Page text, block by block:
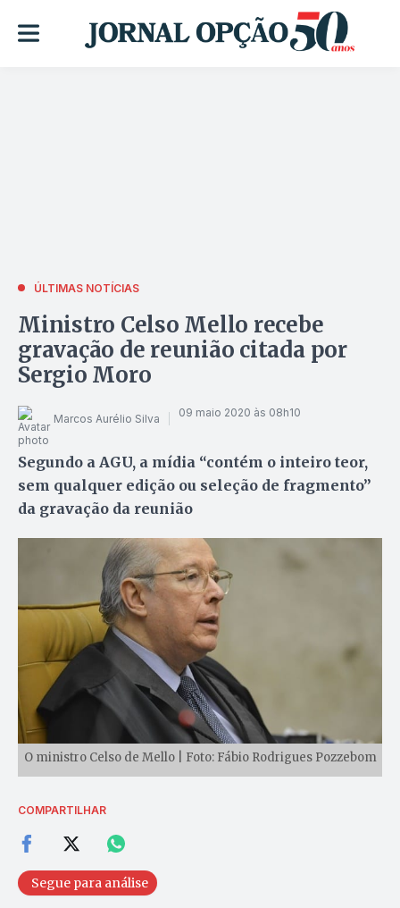
ÚLTIMAS NOTÍCIAS
Ministro Celso Mello recebe
gravação de reunião citada por
Sergio Moro
Marcos Aurélio Silva 09 maio 2020 às 08h10
Segundo a AGU, a mídia “contém o inteiro teor,
sem qualquer edição ou seleção de fragmento”
da gravação da reunião
O ministro Celso de Mello | Foto: Fábio Rodrigues Pozzebom
COMPARTILHAR
Segue para análise